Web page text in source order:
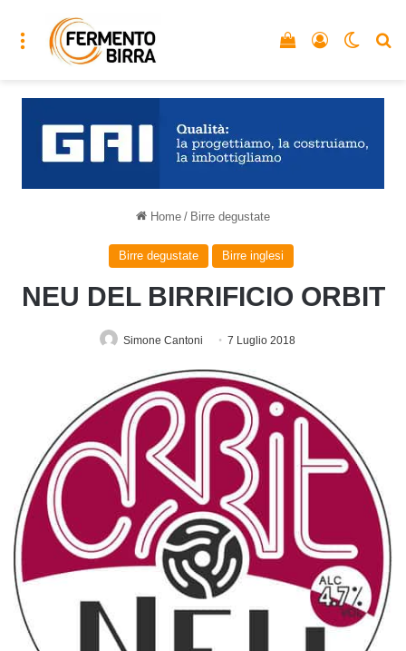
Menu Accedi
Vedi il carrello
Home / Birre degustate
Birre degustate Birre inglesi
NEU DEL BIRRIFICIO ORBIT
Simone Cantoni 7 Luglio 2018